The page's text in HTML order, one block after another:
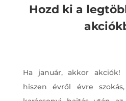
Hozd ki a
Ha január, akkor
hiszen évről évre